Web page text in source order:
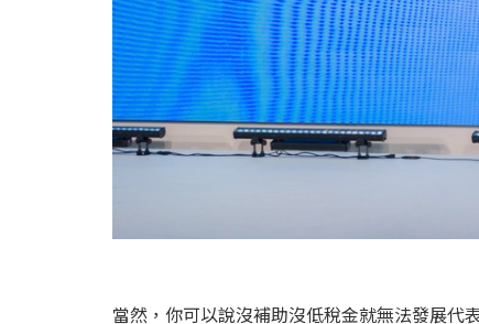
當然，你可以說沒補助沒低稅金就無法發展代